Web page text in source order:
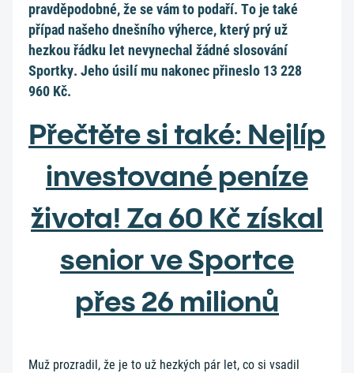
pravděpodobné, že se vám to podaří. To je také
případ našeho dnešního výherce, který prý už
hezkou řádku let nevynechal žádné slosování
Sportky. Jeho úsilí mu nakonec přineslo 13 228
960 Kč.
Přečtěte si také: Nejlíp
investované peníze
života! Za 60 Kč získal
senior ve Sportce
přes 26 milionů
Muž prozradil, že je to už hezkých pár let, co si vsadil